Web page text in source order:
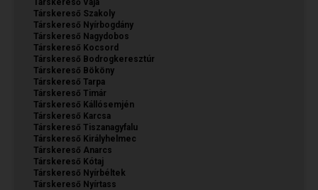
Társkereső Szakoly
Társkereső Nyírbogdány
Társkereső Nagydobos
Társkereső Kocsord
Társkereső Bodrogkeresztúr
Társkereső Bököny
Társkereső Tarpa
Társkereső Timár
Társkereső Kállósemjén
Társkereső Karcsa
Társkereső Tiszanagyfalu
Társkereső Királyhelmec
Társkereső Anarcs
Társkereső Kótaj
Társkereső Nyírbéltek
Társkereső Nyírtass